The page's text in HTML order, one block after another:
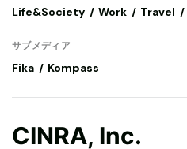
Life&Society
Work Travel
サブメディア
Fika Kompass
CINRA, Inc.